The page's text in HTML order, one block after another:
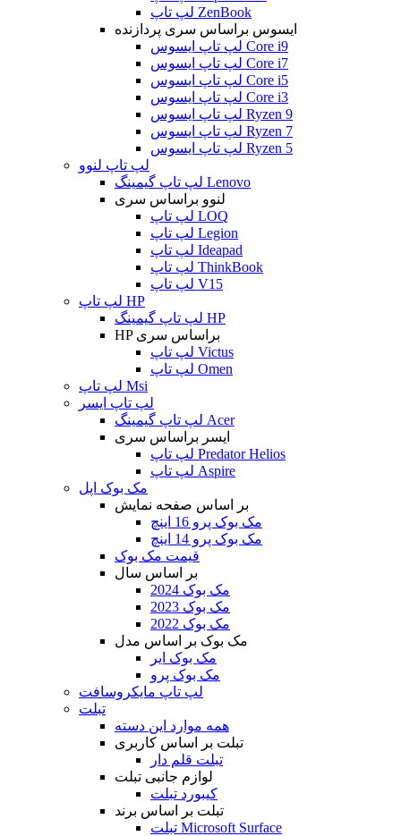
لپ تاپ ZenBook
ایسوس براساس سری پردازنده
لپ تاپ ایسوس Core i9
لپ تاپ ایسوس Core i7
لپ تاپ ایسوس Core i5
لپ تاپ ایسوس Core i3
لپ تاپ ایسوس Ryzen 9
لپ تاپ ایسوس Ryzen 7
لپ تاپ ایسوس Ryzen 5
لپ تاپ لنوو
لپ تاپ گیمینگ Lenovo
لنوو براساس سری
لپ تاپ LOQ
لپ تاپ Legion
لپ تاپ Ideapad
لپ تاپ ThinkBook
لپ تاپ V15
لپ تاپ HP
لپ تاپ گیمینگ HP
HP براساس سری
لپ تاپ Victus
لپ تاپ Omen
لپ تاپ Msi
لپ تاپ ایسر
لپ تاپ گیمینگ Acer
ایسر براساس سری
لپ تاپ Predator Helios
لپ تاپ Aspire
مک بوک اپل
بر اساس صفحه نمایش
مک بوک پرو 16 اینچ
مک بوک پرو 14 اینچ
قیمت مک بوک
بر اساس سال
مک بوک 2024
مک بوک 2023
مک بوک 2022
مک بوک بر اساس مدل
مک بوک ایر
مک بوک پرو
لپ تاپ مایکروسافت
تبلت
همه موارد این دسته
تبلت بر اساس کاربری
تبلت قلم دار
لوازم جانبی تبلت
کیبورد تبلت
تبلت بر اساس برند
تبلت Microsoft Surface